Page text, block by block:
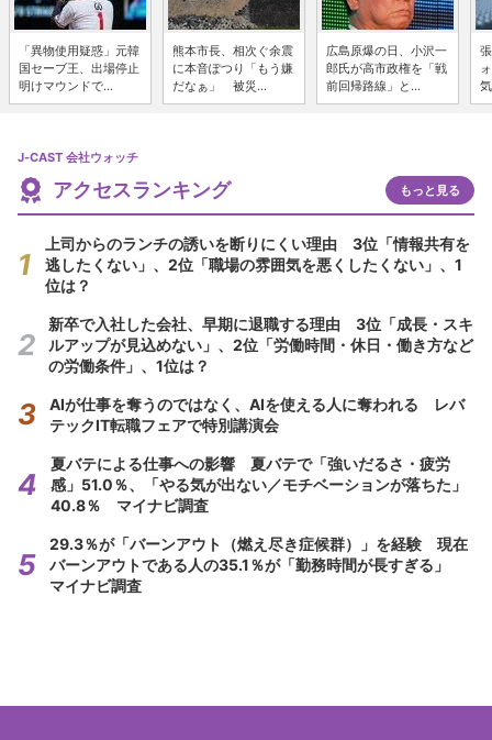
「異物使用疑惑」元韓
国セーブ王、出場停止
明けマウンドで...
熊本市長、相次ぐ余震
に本音ぽつり「もう嫌
だなぁ」 被災...
広島原爆の日、小沢一
郎氏が高市政権を「戦
前回帰路線」と...
J-CAST 会社ウォッチ
アクセスランキング もっと見る
上司からのランチの誘いを断りにくい理由 3位「情報共有を
逃したくない」、2位「職場の雰囲気を悪くしたくない」、1
位は？
新卒で入社した会社、早期に退職する理由 3位「成長・スキ
ルアップが見込めない」、2位「労働時間・休日・働き方など
の労働条件」、1位は？
AIが仕事を奪うのではなく、AIを使える人に奪われる レバ
テックIT転職フェアで特別講演会
夏バテによる仕事への影響 夏バテで「強いだるさ・疲労
感」51.0％、「やる気が出ない／モチベーションが落ちた」
40.8％ マイナビ調査
29.3％が「バーンアウト（燃え尽き症候群）」を経験 現在
バーンアウトである人の35.1％が「勤務時間が長すぎる」
マイナビ調査